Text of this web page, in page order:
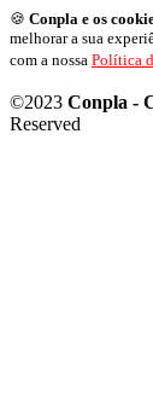
🍪 Conpla e os
melhorar a sua
com a nossa Política
©2023 Conpla -
Reserved